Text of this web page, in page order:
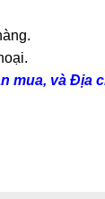
mua, và Địa